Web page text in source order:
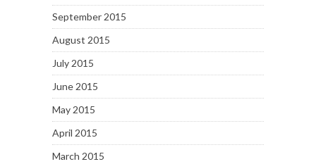
September 2015
August 2015
July 2015
June 2015
May 2015
April 2015
March 2015